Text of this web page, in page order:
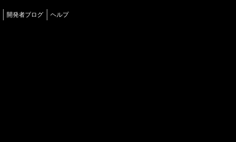
開発者ブログ
ヘルプ